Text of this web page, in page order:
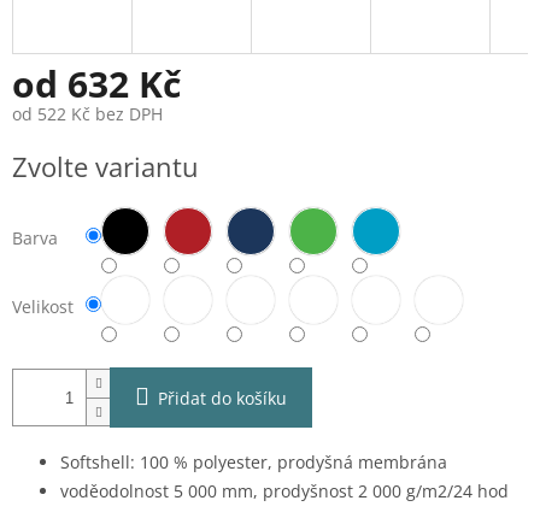
od 632 Kč
od 522 Kč bez DPH
cena:
Zvolte variantu
Barva
Velikost
Přidat do košíku
Softshell: 100 % polyester, prodyšná membrána
voděodolnost 5 000 mm, prodyšnost 2 000 g/m2/24 hod